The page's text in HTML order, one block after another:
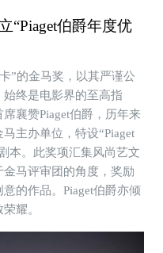
“Piaget伯爵年度优
”的金马奖，以其严谨公
终是电影界的至高指
襄赞Piaget伯爵，历年来
主办单位，特设“Piaget
本。此奖项汇集风尚艺文
马评审团的角度，奖励
的作品。Piaget伯爵亦倾
耀。